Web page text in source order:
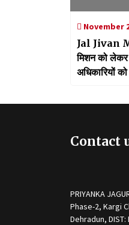
November
Jal Jivan
मिशन को लेकर
अधिकारियों
Contact
PRIYANKA
Phase-2, Kargi
Dehradun,